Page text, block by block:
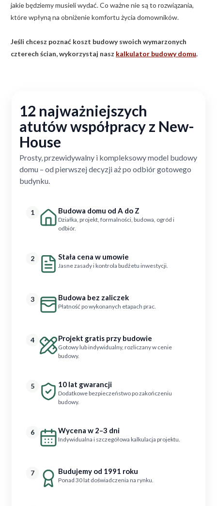
jakie będziemy musieli wydać. Co ważne nie są to rozwiązania,
które wpłyną na obniżenie komfortu życia domowników.
Jeśli chcesz poznać koszt budowy swoich wymarzonych
czterech ścian, wykorzystaj nasz kalkulator budowy domu.
12 najważniejszych
atutów współpracy z New-
House
Prosty, przewidywalny i kompleksowy model budowy
domu – od pierwszej decyzji aż po odbiór gotowego
budynku.
1 Budowa domu od A do Z
Działka, projekt, formalności, budowa, ogród i
odbiór.
2 Stała cena w umowie
Jasne zasady i kontrola budżetu inwestycji.
3 Budowa bez zaliczek
Płatność po wykonanych etapach prac.
4 Projekt gratis przy budowie
Gotowy lub indywidualny, rozliczany w cenie
budowy.
5 10 lat gwarancji
Dodatkowe bezpieczeństwo po zakończeniu
budowy.
6 Wycena w 2–3 dni
Indywidualna i szczegółowa kalkulacja projektu.
7 Budujemy od 1991 roku
Ponad 30 lat doświadczenia na rynku.